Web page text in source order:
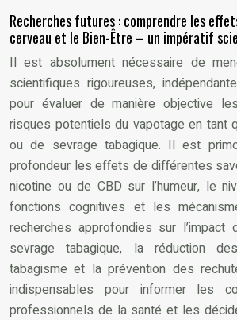
Recherches futures : comprendre les
cerveau et le Bien-Être – un impératif
Il est absolument nécessaire de
scientifiques rigoureuses,
pour évaluer de manière objective
risques potentiels du vapotage en tant
ou de sevrage tabagique. Il est
profondeur les effets de différentes
nicotine ou de CBD sur l’humeur, le
fonctions cognitives et les
recherches approfondies sur
sevrage tabagique, la réduction
tabagisme et la prévention des
indispensables pour informer les
professionnels de la santé et les